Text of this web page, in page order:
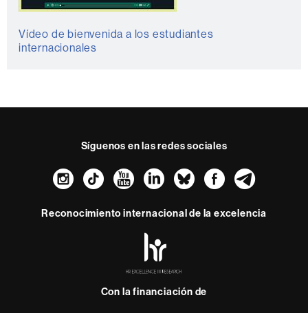
Vídeo de bienvenida a los estudiantes
internacionales
Síguenos en las redes sociales
Instagram
TikTokYouTube
LinkedIn
Bluesky
Reconocimiento internacional de la excelencia
-
Con la financiación de